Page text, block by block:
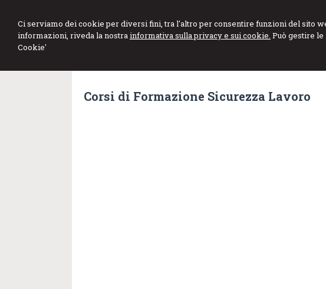
Ci serviamo dei cookie per diversi fini, tra l'altro per consentire funzioni del sito
informazioni, riveda la nostrainformativa sulla privacy e sui cookie. Può gestire
Cookie'
DE MARCO GENNARO
Studio di Consulenza Fiscale e del Lavoro
Corsi di Formazione Sicurezza Lavoro